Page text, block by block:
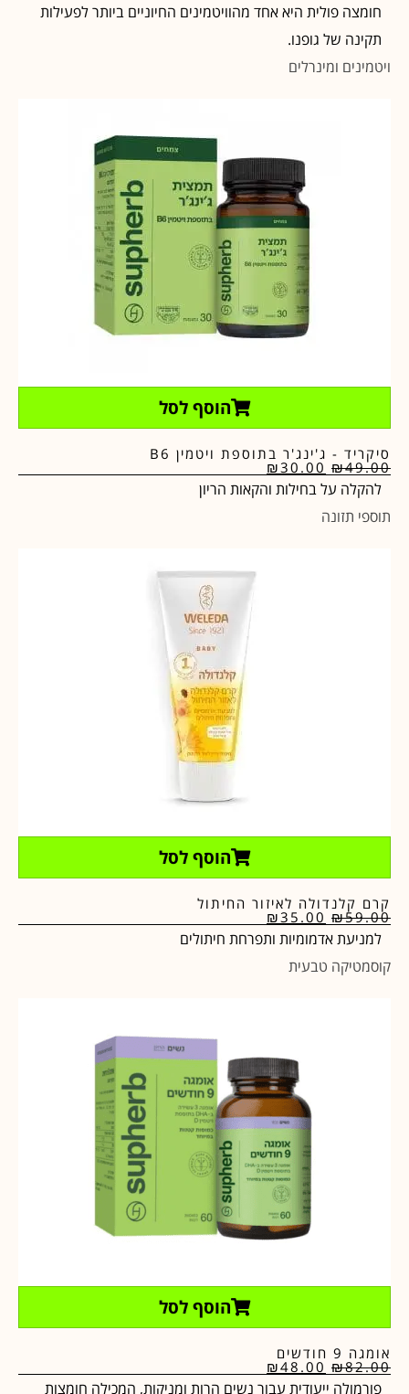
חומצה פולית היא אחד מהוויטמינים החיוניים ביותר לפעילות
תקינה של גופנו.
ויטמינים ומינרלים
הוסף לסל
סיקריד - ג'ינג'ר בתוספת ויטמין B6
₪49.00
₪30.00
להקלה על בחילות והקאות הריון
תוספי תזונה
הוסף לסל
קרם קלנדולה לאיזור החיתול
₪59.00
₪35.00
למניעת אדמומיות ותפרחת חיתולים
קוסמטיקה טבעית
הוסף לסל
אומגה 9 חודשים
₪82.00
₪48.00
פורמולה ייעודית עבור נשים הרות ומניקות, המכילה חומצות